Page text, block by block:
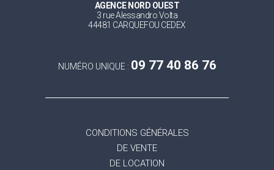
AGENCE NORD OUEST
3 rue Alessandro Volta
44481 CARQUEFOU CEDEX
NUMÉRO UNIQUE : 09 77 40 86 76
CONDITIONS GÉNÉRALES
DE VENTE
DE LOCATION